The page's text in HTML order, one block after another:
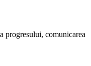
progresului, comunicarea